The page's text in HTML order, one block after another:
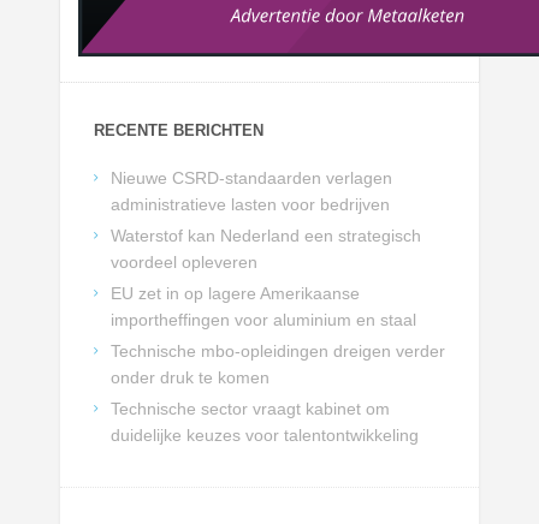
RECENTE BERICHTEN
Nieuwe CSRD-standaarden verlagen
administratieve lasten voor bedrijven
Waterstof kan Nederland een strategisch
voordeel opleveren
EU zet in op lagere Amerikaanse
importheffingen voor aluminium en staal
Technische mbo-opleidingen dreigen verder
onder druk te komen
Technische sector vraagt kabinet om
duidelijke keuzes voor talentontwikkeling